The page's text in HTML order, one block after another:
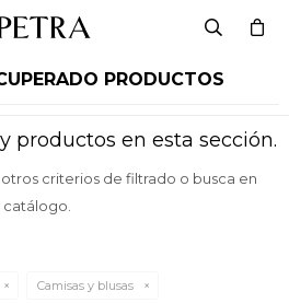
PRODUCTOS
productos en esta sección.
criterios de filtrado o busca en
Camisas y blusas